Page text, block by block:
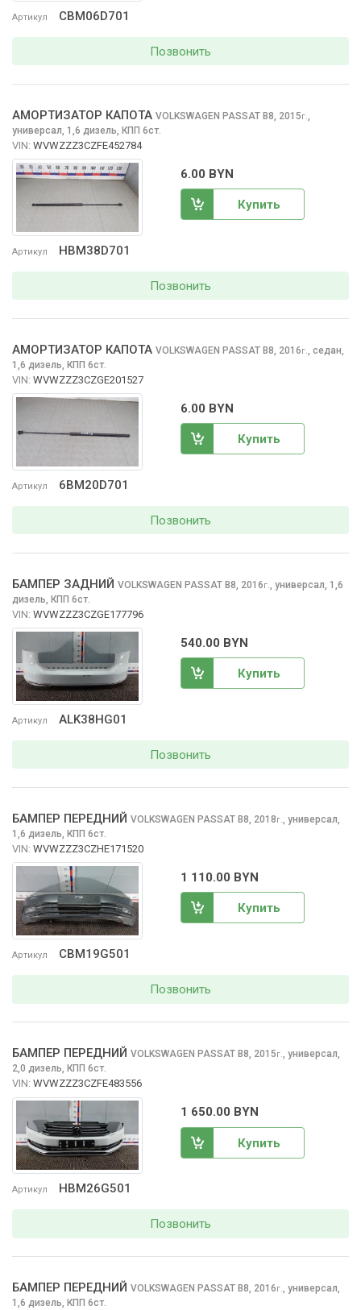
Артикул CBM06D701
Позвонить
Артикул HBM38D701
АМОРТИЗАТОР КАПОТА VOLKSWAGEN PASSAT B8, 2015г.
универсал, 1,6 дизель, КПП 6ст.
VIN: WVWZZZ3CZFE452784
6.00 BYN
Купить
Позвонить
Артикул 6BM20D701
АМОРТИЗАТОР КАПОТА VOLKSWAGEN PASSAT B8, 2016г., седан,
1,6 дизель, КПП 6ст.
VIN: WVWZZZ3CZGE201527
6.00 BYN
Купить
Позвонить
Артикул ALK38HG01
БАМПЕР ЗАДНИЙ VOLKSWAGEN PASSAT B8, 2016г., универсал, 1,6
дизель, КПП 6ст.
VIN: WVWZZZ3CZGE177796
540.00 BYN
Купить
Позвонить
Артикул CBM19G501
БАМПЕР ПЕРЕДНИЙ VOLKSWAGEN PASSAT B8, 2018г., универсал,
1,6 дизель, КПП 6ст.
VIN: WVWZZZ3CZHE171520
1 110.00 BYN
Купить
Позвонить
Артикул HBM26G501
БАМПЕР ПЕРЕДНИЙ VOLKSWAGEN PASSAT B8, 2015г., универсал,
2,0 дизель, КПП 6ст.
VIN: WVWZZZ3CZFE483556
1 650.00 BYN
Купить
Позвонить
БАМПЕР ПЕРЕДНИЙ VOLKSWAGEN PASSAT B8, 2016г., универсал,
1,6 дизель, КПП 6ст.